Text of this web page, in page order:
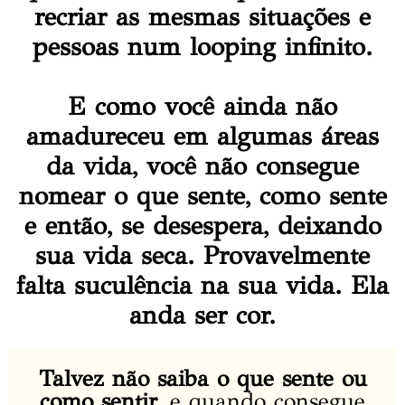
recriar as mesmas situações e
pessoas num looping infinito.
E como você ainda não
amadureceu em algumas áreas
da vida, você não consegue
nomear o que sente, como sente
e então, se desespera, deixando
sua vida seca. Provavelmente
falta suculência na sua vida. Ela
anda ser cor.
Talvez não saiba o que sente ou